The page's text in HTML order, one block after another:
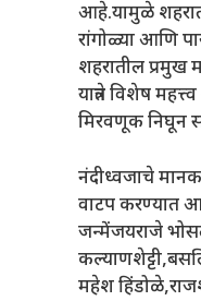
आहे.यामुळे शहरात
रांगोळ्या आणि
शहरातील प्रमुख
यात्रेत विशेष
मिरवणूक निघून
नंदीध्वजाचे
वाटप करण्यात
जन्मेंजयराजे
महेश